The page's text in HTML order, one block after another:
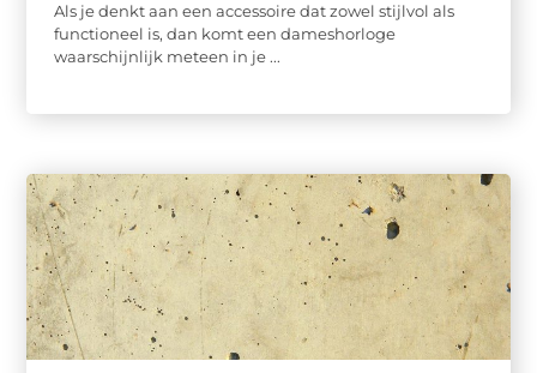
Als je denkt aan een accessoire dat zowel stijlvol als
functioneel is, dan komt een dameshorloge
waarschijnlijk meteen in je ...